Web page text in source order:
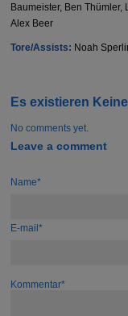
Baumeister, Ben Thümler,
Alex Beer
Tore/Assists: Noah
Es existieren
No comments yet.
Leave a comment
Name*
E-mail*
Kommentar*